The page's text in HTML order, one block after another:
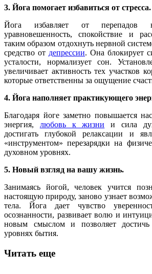
3. Йога помогает избавиться от стресса.
Йога избавляет от перепадов
уравновешенность, спокойствие и
таким образом отдохнуть нервной
средство от депрессии. Она блокирует
усталости, нормализует сон.
увеличивает активность тех участков
которые ответственны за ощущение
4. Йога наполняет практикующего
Благодаря йоге заметно повышается
энергия, любовь к жизни и сила
достигать глубокой релаксации и
«инструментом» перезарядки на
духовном уровнях.
5. Новый взгляд на вашу жизнь.
Занимаясь йогой, человек учится
настоящую природу, заново узнает
тела. Йога дает чувство
осознанности, развивает волю и
новым смыслом и позволяет
уровнях бытия.
Читать еще